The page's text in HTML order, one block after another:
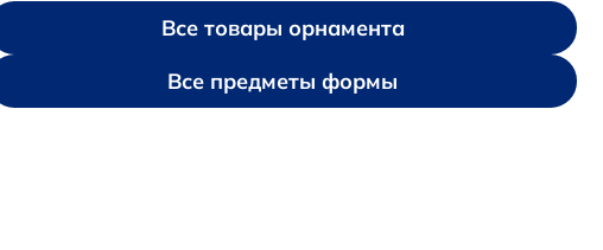
Все товары орнамента
Все предметы формы